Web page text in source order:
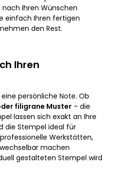
Ihren Wünschen
einfach Ihren fertigen
den Rest.
Ihren
persönliche Note. Ob
filigrane Muster – die
lassen sich exakt an Ihre
die Stempel ideal für
Werkstätten,
machen
gestalteten Stempel wird